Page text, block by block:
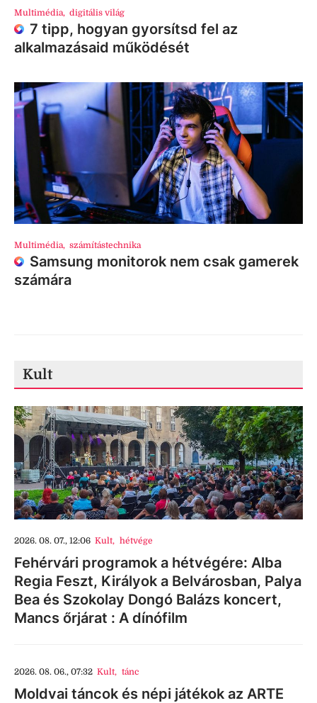
Multimédia, digitális világ
7 tipp, hogyan gyorsítsd fel az
alkalmazásaid működését
Multimédia, számítástechnika
Samsung monitorok nem csak gamerek
számára
Kult
2026. 08. 07., 12:06 Kult, hétvége
Fehérvári programok a hétvégére: Alba
Regia Feszt, Királyok a Belvárosban, Palya
Bea és Szokolay Dongó Balázs koncert,
Mancs őrjárat : A dínófilm
2026. 08. 06., 07:32 Kult, tánc
Moldvai táncok és népi játékok az ARTE